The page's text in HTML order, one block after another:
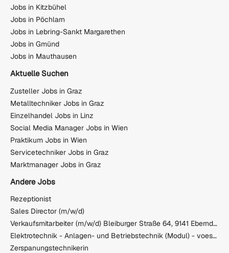
Jobs in Kitzbühel
Jobs in Pöchlarn
Jobs in Lebring-Sankt Margarethen
Jobs in Gmünd
Jobs in Mauthausen
Aktuelle Suchen
Zusteller Jobs in Graz
Metalltechniker Jobs in Graz
Einzelhandel Jobs in Linz
Social Media Manager Jobs in Wien
Praktikum Jobs in Wien
Servicetechniker Jobs in Graz
Marktmanager Jobs in Graz
Andere Jobs
Rezeptionist
Sales Director (m/w/d)
Verkaufsmitarbeiter (m/w/d) Bleiburger Straße 64, 9141 Eberndorf
Elektrotechnik - Anlagen- und Betriebstechnik (Modul) - voestalpine BÖHLER Aerospace GmbH & Co KG
Zerspanungstechnikerin